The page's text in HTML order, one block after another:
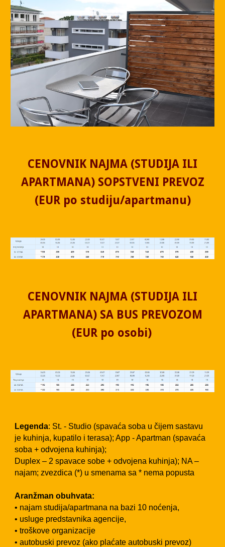
CENOVNIK NAJMA (STUDIJA ILI
APARTMANA) SOPSTVENI PREVOZ
(EUR po studiju/apartmanu)
CENOVNIK NAJMA (STUDIJA ILI
APARTMANA) SA BUS PREVOZOM
(EUR po osobi)
Legenda: St. - Studio (spavaća soba u čijem sastavu
je kuhinja, kupatilo i terasa); App - Apartman (spavaća
soba + odvojena kuhinja);
Duplex – 2 spavace sobe + odvojena kuhinja); NA –
najam; zvezdica (*) u smenama sa * nema popusta
Aranžman obuhvata:
• najam studija/apartmana na bazi 10 noćenja,
• usluge predstavnika agencije,
• troškove organizacije
• autobuski prevoz (ako plaćate autobuski prevoz)